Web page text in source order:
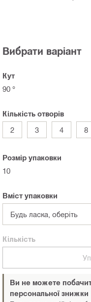
Вибрати варіант
Кут
90 °
Кількість отворів
2
3 4 8
Розмір упаковки
10
Вміст упаковки
Будь ласка, оберіть
Кількість
Ви не можете
персональної знижки